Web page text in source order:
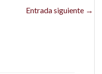
Entrada siguiente →